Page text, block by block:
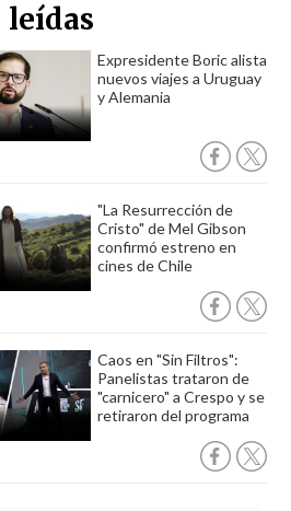
leídas
Expresidente Boric alista
nuevos viajes a Uruguay
y Alemania
"La Resurrección de
Cristo" de Mel Gibson
confirmó estreno en
cines de Chile
Caos en "Sin Filtros":
Panelistas trataron de
"carnicero" a Crespo y se
retiraron del programa